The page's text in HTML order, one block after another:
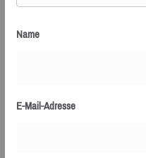
Name
E-Mail-Adresse